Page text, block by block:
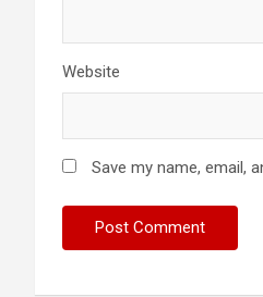
Website
Save my name, email,